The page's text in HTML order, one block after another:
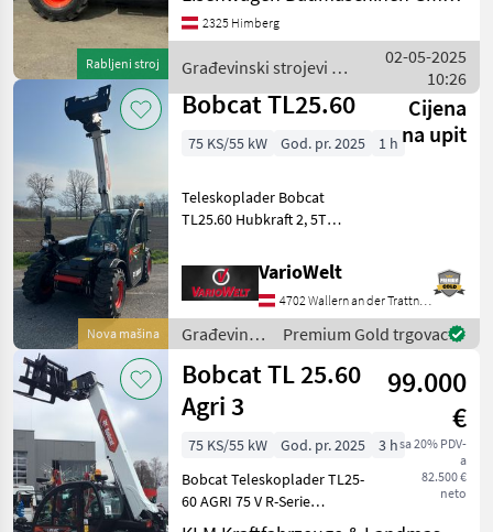
Rabljeni stroj
2325 Himberg
Građevinski strojevi /
Bobcat
02-05-2025
10:26
Nova mašina
Bobcat TL25.60
Cijena
na upit
75 KS/55 kW God. pr. 2025 1 h
Teleskoplader Bobcat
TL25.60 Hubkraft 2, 5T
Hydrostatischer
Fahrantrieb,
Proportionalgesteuerter
Joystick, 4 Lenkungsarten
weitere Details siehe unten
VarioWelt
4702 Wallern an der Trattnach
Građevinski
strojevi /
Bobcat
Premium Gold trgovac
Bobcat TL 25.60
Agri 3
99.000
€
sa 20% PDV-
a
82.500 €
neto
75 KS/55 kW God. pr. 2025
3 h
Bobcat Teleskoplader TL25-
60 AGRI 75 V R-Serie
Getriebe 30 km/h Alliance-